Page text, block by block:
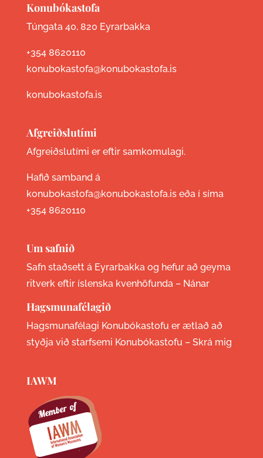
Konubókastofa
Túngata 40, 820 Eyrarbakka
+354 8620110
konubokastofa@konubokastofa.is
konubokastofa.is
Afgreiðslutími
Afgreiðslutími er eftir samkomulagi.
Hafið samband á
konubokastofa@konubokastofa.is eða í síma
+354 8620110
Um safnið
Safn staðsett á Eyrarbakka og hefur að geyma
ritverk eftir íslenska kvenhöfunda – Nánar
Hagsmunafélagið
Hagsmunafélagi Konubókastofu er ætlað að
styðja við starfsemi Konubókastofu – Skrá mig
IAWM